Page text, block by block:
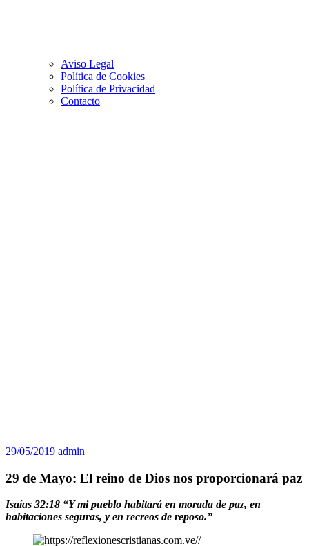
Aviso Legal
Política de Cookies
Política de Privacidad
Contacto
29/05/2019 admin
29 de Mayo: El reino de Dios nos proporcionará paz
Isaías 32:18 “Y mi pueblo habitará en morada de paz, en
habitaciones seguras, y en recreos de reposo.”